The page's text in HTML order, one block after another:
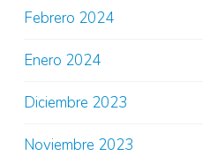
Febrero 2024
Enero 2024
Diciembre 2023
Noviembre 2023